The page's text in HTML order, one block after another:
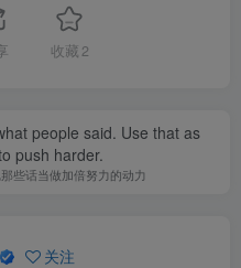
收藏 2
people said. Use that as
push harder.
些话当做加倍努力的动力
关注